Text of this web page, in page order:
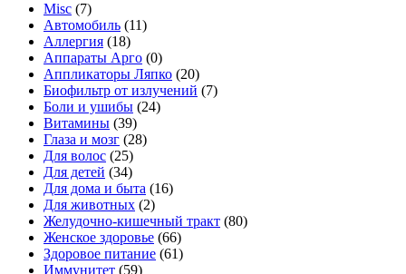
Misc (7)
Автомобиль (11)
Аллергия (18)
Аппараты Арго (0)
Аппликаторы Ляпко (20)
Биофильтр от излучений (7)
Боли и ушибы (24)
Витамины (39)
Глаза и мозг (28)
Для волос (25)
Для детей (34)
Для дома и быта (16)
Для животных (2)
Желудочно-кишечный тракт (80)
Женское здоровье (66)
Здоровое питание (61)
Иммунитет (59)